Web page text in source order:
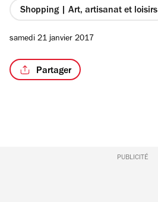
Shopping | Art, artisanat et loisirs
samedi 21 janvier 2017
Partager
PUBLICITÉ